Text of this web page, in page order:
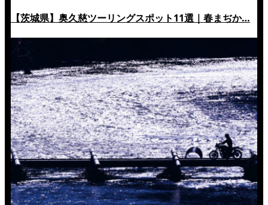
【茨城県】奥久慈ツーリングスポット11選｜春まぢか…